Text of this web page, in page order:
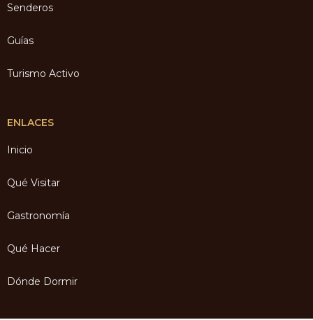
Senderos
Guías
Turismo Activo
ENLACES
Inicio
Qué Visitar
Gastronomía
Qué Hacer
Dónde Dormir